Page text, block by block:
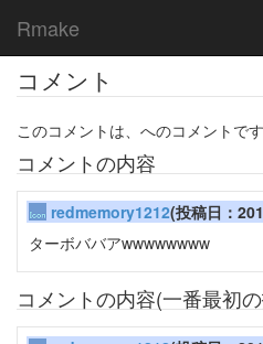
Rmake
コメント
このコメントは、へのコメントです
コメントの内容
redmemory1212(投稿日：
ターボババアwwwwwwww
コメントの内容(一番最初